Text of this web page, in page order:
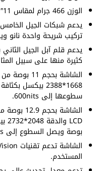
الوزن 466 جرام لمقاس 11″ و 682 جرام لمقاس 12.9″.
يدعم شبكات الجيل الخامس
تركيب شريحة واحدة نانو
يدعم قلم آبل الجيل
كثيرة منها على سبيل
سطوعها إلى 600nits.
بوصة ويصل السطوع إلى 1600nits.
المستخدم.